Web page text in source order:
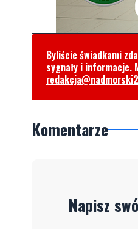
Byliście świadkami
sygnały i informacje.
Komentarze
Napisz